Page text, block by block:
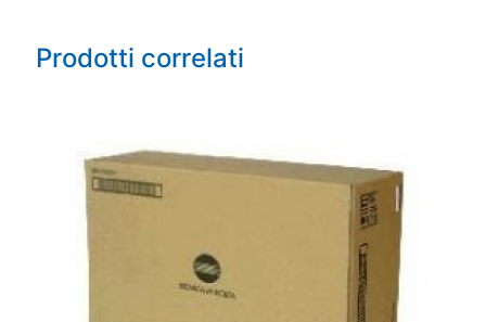
Prodotti correlati